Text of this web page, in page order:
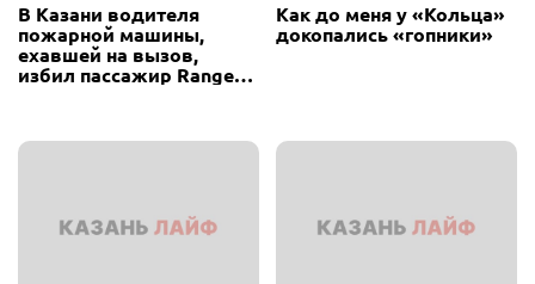
В Казани водителя
пожарной машины,
ехавшей на вызов,
избил пассажир Range
Как до меня у «Кольца»
докопались «гопники»